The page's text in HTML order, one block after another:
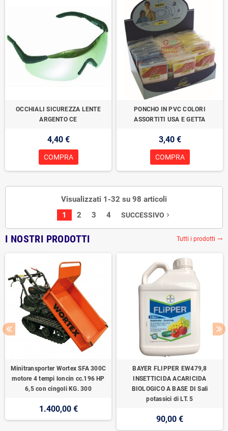
OCCHIALI SICUREZZA LENTE
ARGENTO CE
4,40 €
COMPRA
PONCHO IN PVC COLORI
ASSORTITI USA E GETTA
3,40 €
COMPRA
Visualizzati 1-32 su 98 articoli
1
2 3 4 SUCCESSIVO navigate_next
I NOSTRI PRODOTTI Tutti i prodotti trending_flat
Minitransporter Wortex SFA 300C
motore 4 tempi loncin cc.196 HP
6,5 con cingoli KG. 300
1.400,00 €
BAYER FLIPPER EW479,8
INSETTICIDA ACARICIDA
BIOLOGICO A BASE DI Sali
potassici di LT. 5
90,00 €